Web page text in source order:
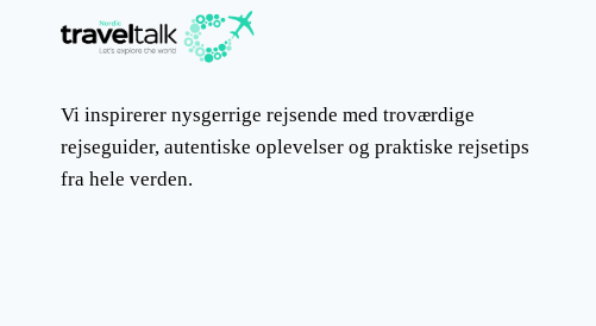
Vi inspirerer nysgerrige rejsende med troværdige
rejseguider, autentiske oplevelser og praktiske rejsetips
fra hele verden.